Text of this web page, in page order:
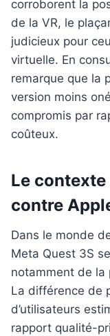
corroborent la
de la VR, le
judicieux pour
virtuelle. En
remarque que la
version moins
compromis par
coûteux.
Le
contre
Dans le monde
Meta Quest 3S
notamment de la
La différence de
d’utilisateurs
rapport qualité-